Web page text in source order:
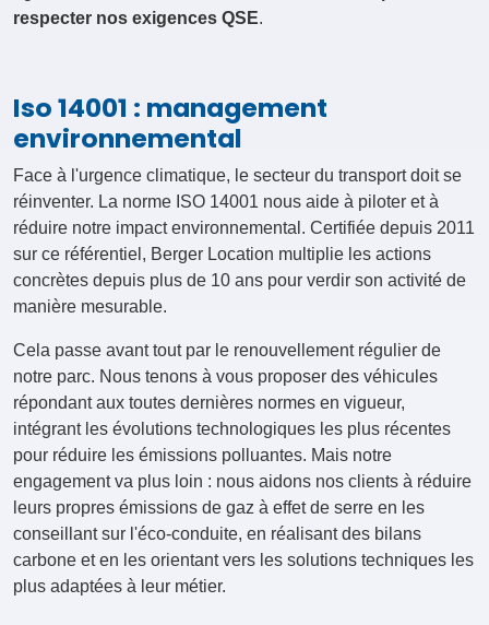
respecter nos exigences QSE.
Iso 14001 : management
environnemental
Face à l'urgence climatique, le secteur du transport doit se
réinventer. La norme ISO 14001 nous aide à piloter et à
réduire notre impact environnemental. Certifiée depuis 2011
sur ce référentiel, Berger Location multiplie les actions
concrètes depuis plus de 10 ans pour verdir son activité de
manière mesurable.
Cela passe avant tout par le renouvellement régulier de
notre parc. Nous tenons à vous proposer des véhicules
répondant aux toutes dernières normes en vigueur,
intégrant les évolutions technologiques les plus récentes
pour réduire les émissions polluantes. Mais notre
engagement va plus loin : nous aidons nos clients à réduire
leurs propres émissions de gaz à effet de serre en les
conseillant sur l'éco-conduite, en réalisant des bilans
carbone et en les orientant vers les solutions techniques les
plus adaptées à leur métier.